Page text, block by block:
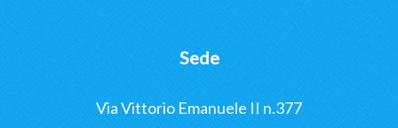
Sede
Via Vittorio Emanuele II n.377